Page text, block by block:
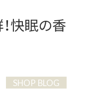
快眠の香
SHOP BLOG